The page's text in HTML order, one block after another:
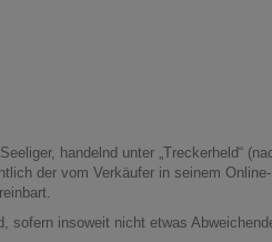
handelnd unter „Treckerheld“
der vom Verkäufer in seinem
sofern insoweit nicht etwas